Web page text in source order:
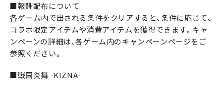
■報酬配布について
各ゲーム内で出される条件をクリアすると、条件に応じて、
コラボ限定アイテムや消費アイテムを獲得できます。キャ
ンペーンの詳細は、各ゲーム内のキャンペーンページをご
参照ください。
■戦国炎舞 -KIZNA-